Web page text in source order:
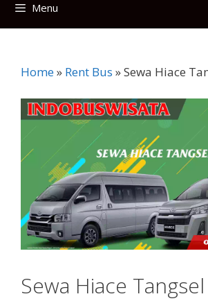
Menu
Home» Rent Bus »Sewa Hiace
Sewa Hiace Tangsel